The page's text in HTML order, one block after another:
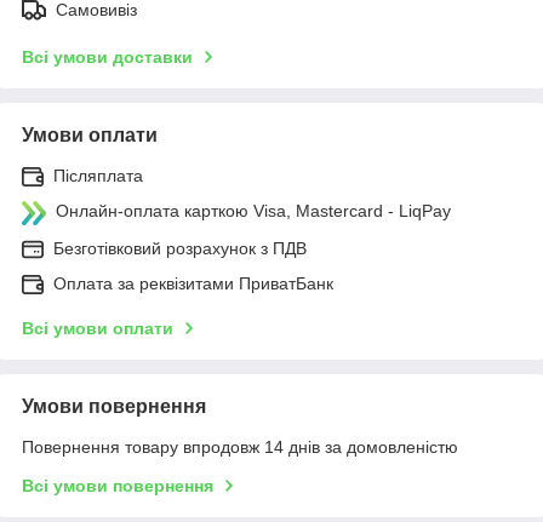
Самовивіз
Всі умови доставки
Умови оплати
Післяплата
Онлайн-оплата карткою Visa, Mastercard - LiqPay
Безготівковий розрахунок з ПДВ
Оплата за реквізитами ПриватБанк
Всі умови оплати
Умови повернення
Повернення товару впродовж 14 днів за домовленістю
Всі умови повернення